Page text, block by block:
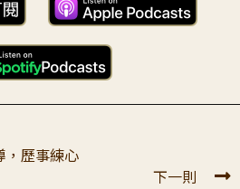
的學習心得~ 因為善友有先佈達
老師！非常感恩老師特別細心的
的開示，很細心的一步一步引導，
歷事練心
下一則